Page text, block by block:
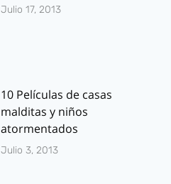
Julio 17, 2013
10 Películas de casas
malditas y niños
atormentados
Julio 3, 2013